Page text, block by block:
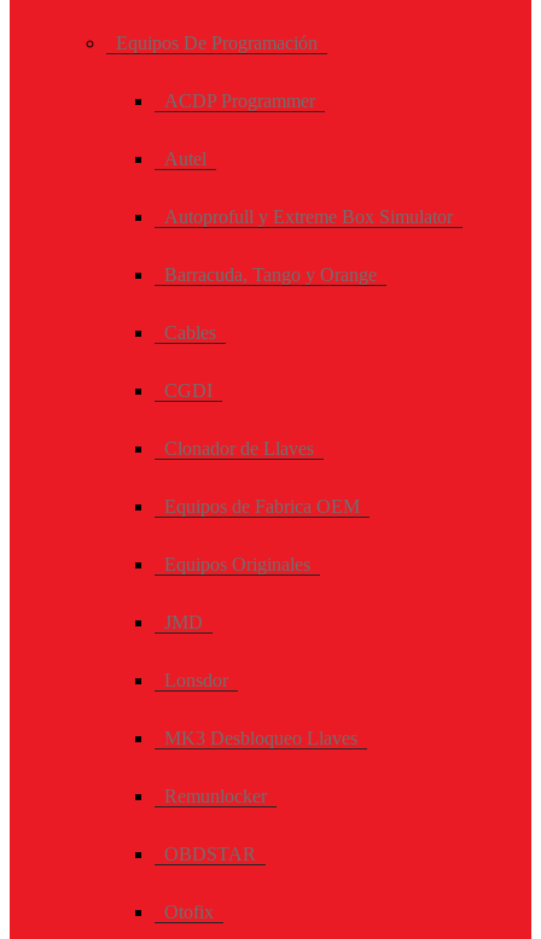
Equipos De Programación
ACDP Programmer
Autel
Autoprofull y Extreme Box Simulator
Barracuda, Tango y Orange
Cables
CGDI
Clonador de Llaves
Equipos de Fabrica OEM
Equipos Originales
JMD
Lonsdor
MK3 Desbloqueo Llaves
Remunlocker
OBDSTAR
Otofix